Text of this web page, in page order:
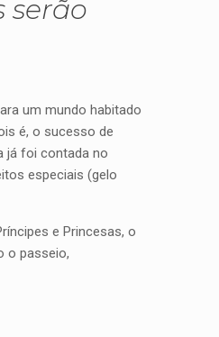
serão
um mundo habitado
é, o sucesso de
já foi contada no
especiais (gelo
e Princesas, o
o passeio,